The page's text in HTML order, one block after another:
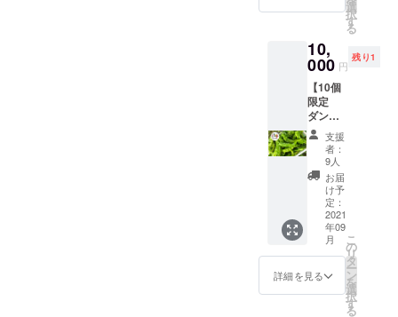
存：で
け重な
らない
ように
並べて
置く。
風通し
の良い
日陰の
場所
で、自
然乾
燥。完
了の目
安は表
面にシ
ワがた
くさん
でき、
振ると
ずつ
む。 乾
燥保
存：で
きるだ
け重な
らない
ように
並べて
置く。
風通し
の良い
日陰の
場所
で、自
然乾
了の目
安は表
場合、
炊くと
ダシが
出てお
いしい
（辛く
はなり
ませ
ん） プ
リック
チン
ダー：
トムヤ
ムクン
や炒め
方法）
冷蔵保
ラペー
ニョ：
【生食
限定】
ピクル
スやサ
ルサ
ソース
など 保
存方
法） 冷
蔵保
存：乾
燥しな
いよう
袋や
ラップ
は、生
育状況
て変動
しま
す。予
めご了
承くだ
さい。
調理方
法） 島
とうが
らし：
コー
レー
グース
のほか
らしの
べられ
るとう
がらし
をチョ
イス
（写真
はイ
メージ
です）
プサ
ジュエ
ラ、中
国大牛
角椒、
ハラ
ペー
ニョな
選
択
す
る
10,
000 円
残り1
【10個
限定
ダン
ボール1
箱つめ
放題】
好きな
ときに
畑に来
てとう
がらし
をダン
ボール1
箱詰め
放題！
支援
者：
9人
お届
け予
定：
2021
年09
月
詳細を見る
こ
の
リ
タ
ー
ン
を
選
択
す
る